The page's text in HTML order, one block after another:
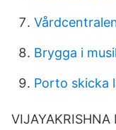
Brygga i
Porto skicka